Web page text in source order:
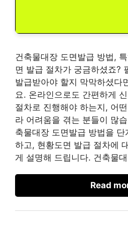
건축물대장 도면발급 방법,
면 발급 절차가 궁금하셨죠?
발급받아야 할지 막막하셨다
요. 온라인으로도 간편하게
절차로 진행해야 하는지, 어
라 어려움을 겪는 분들이 많
축물대장 도면발급 방법을
하고, 현황도면 발급 절차에
게 설명해 드립니다. 건축물
Read